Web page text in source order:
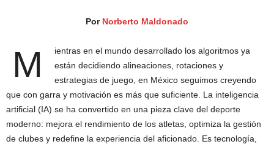
Por Norberto Maldonado
M
ientras en el mundo desarrollado los algoritmos ya
están decidiendo alineaciones, rotaciones y
estrategias de juego, en México seguimos creyendo
que con garra y motivación es más que suficiente. La inteligencia
artificial (IA) se ha convertido en una pieza clave del deporte
moderno: mejora el rendimiento de los atletas, optimiza la gestión
de clubes y redefine la experiencia del aficionado. Es tecnología,